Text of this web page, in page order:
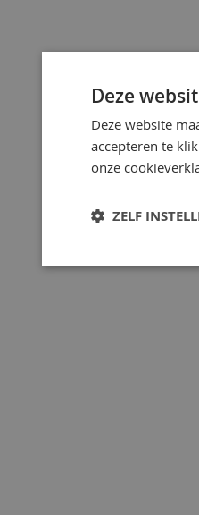
Deze
Deze website
accepteren te
onze
ZELF